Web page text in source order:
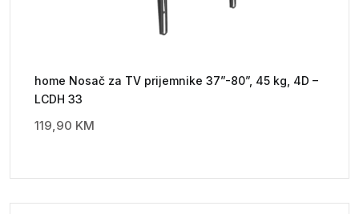
home Nosač za TV prijemnike 37”-80”, 45 kg, 4D –
LCDH 33
119,90 KM